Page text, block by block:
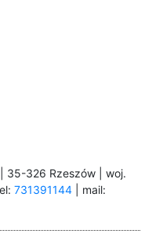
35-326 Rzeszów | woj.
731391144 | mail: